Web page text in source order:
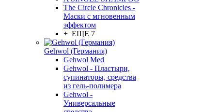
The Circle Chronicles -
Маски с мгновенным
эффектом
+ ЕЩЕ 7
Gehwol (Германия)
Gehwol Med
Gehwol - Пластыри,
супинаторы, средства
из гель-полимера
Gehwol -
Универсальные